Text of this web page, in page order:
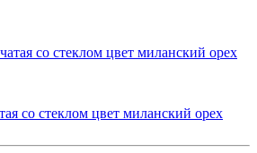
со стеклом цвет миланский орех